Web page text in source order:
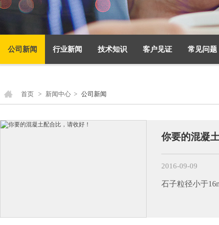
公司新闻 行业新闻 技术知识 客户见证 常见问题
首页 > 新闻中心 > 公司新闻
你要的混凝
2016-09-09
石子粒径小于